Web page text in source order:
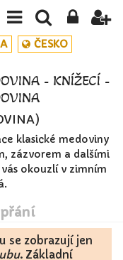
ČESKO
- KNÍŽECÍ -
klasické medoviny
zázvorem a dalšími
okouzlí v zimním
se zobrazují jen
. Základní